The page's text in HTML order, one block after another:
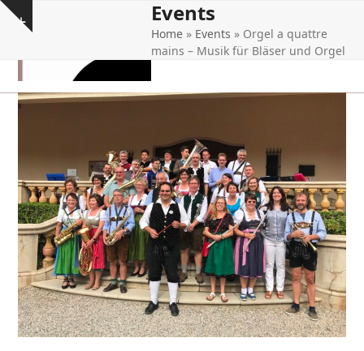
Skip
Show
Open
mobile
menu
Close
mobile
menu
Events
Home» Events » Orgel a quattre
mains – Musik für Bläser und Orgel